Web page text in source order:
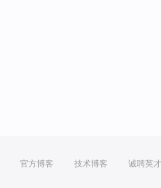
官方博客 技术博客 诚聘英才